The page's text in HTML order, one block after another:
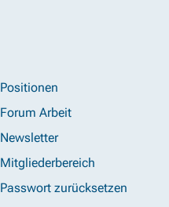
Positionen
Forum Arbeit
Newsletter
Mitgliederbereich
Passwort zurücksetzen